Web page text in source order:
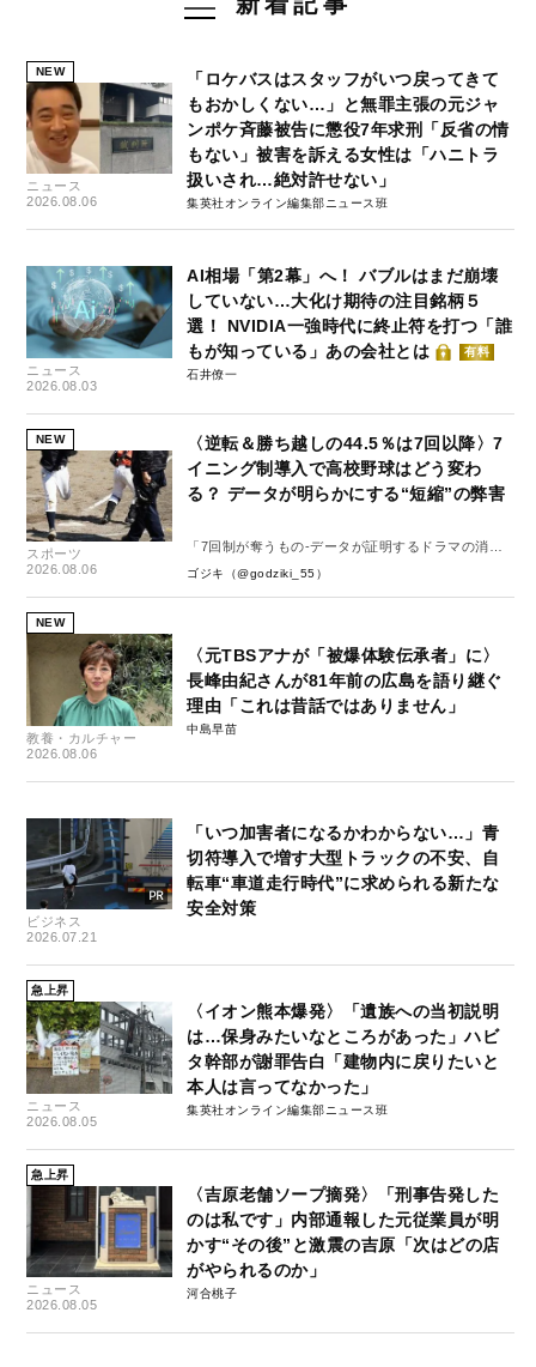
NEW
ニュース
2026.08.06
「ロケバスはスタッフがいつ戻ってきて
もおかしくない…」と無罪主張の元ジャ
ンポケ斉藤被告に懲役7年求刑「反省の情
もない」被害を訴える女性は「ハニトラ
扱いされ…絶対許せない」
集英社オンライン編集部ニュース班
ニュース
2026.08.03
AI相場「第2幕」へ！ バブルはまだ崩壊
していない…大化け期待の注目銘柄５
選！ NVIDIA一強時代に終止符を打つ「誰
もが知っている」あの会社とは
有料
石井僚一
NEW
スポーツ
2026.08.06
〈逆転＆勝ち越しの44.5％は7回以降〉7
イニング制導入で高校野球はどう変わ
る？ データが明らかにする“短縮”の弊害
「7回制が奪うもの-データが証明するドラマの消
失-」
ゴジキ（@godziki_55）
NEW
教養・カルチャー
2026.08.06
〈元TBSアナが「被爆体験伝承者」に〉
長峰由紀さんが81年前の広島を語り継ぐ
理由「これは昔話ではありません」
中島早苗
ビジネス
2026.07.21
「いつ加害者になるかわからない…」青
切符導入で増す大型トラックの不安、自
転車“車道走行時代”に求められる新たな
安全対策
急上昇
ニュース
2026.08.05
〈イオン熊本爆発〉「遺族への当初説明
は…保身みたいなところがあった」ハビ
タ幹部が謝罪告白「建物内に戻りたいと
本人は言ってなかった」
集英社オンライン編集部ニュース班
急上昇
ニュース
2026.08.05
〈吉原老舗ソープ摘発〉「刑事告発した
のは私です」内部通報した元従業員が明
かす“その後”と激震の吉原「次はどの店
がやられるのか」
河合桃子